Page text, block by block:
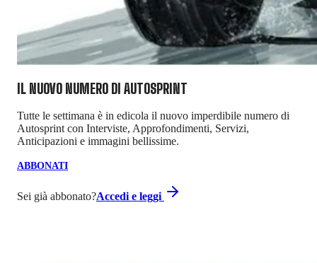
IL NUOVO NUMERO DI AUTOSPRINT
Tutte le settimana è in edicola il nuovo imperdibile numero di
Autosprint con Interviste, Approfondimenti, Servizi,
Anticipazioni e immagini bellissime.
ABBONATI
Sei già abbonato?Accedi e leggi